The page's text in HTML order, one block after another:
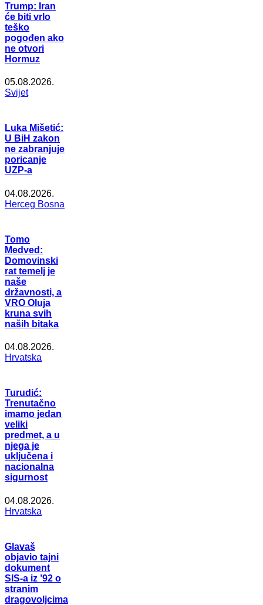
Trump: Iran
će biti vrlo
teško
pogođen ako
ne otvori
Hormuz
05.08.2026.
Svijet
Luka Mišetić:
U BiH zakon
ne zabranjuje
poricanje
UZP-a
04.08.2026.
Herceg Bosna
Tomo
Medved:
Domovinski
rat temelj je
naše
državnosti, a
VRO Oluja
kruna svih
naših bitaka
04.08.2026.
Hrvatska
Turudić:
Trenutačno
imamo jedan
veliki
predmet, a u
njega je
uključena i
nacionalna
sigurnost
04.08.2026.
Hrvatska
Glavaš
objavio tajni
dokument
SIS-a iz ’92 o
stranim
dragovoljcima